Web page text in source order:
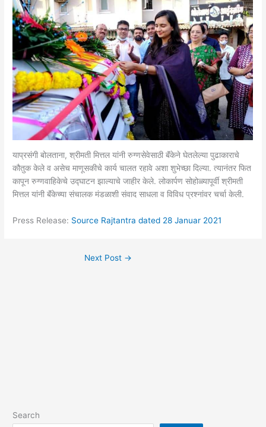
याप्रसंगी बोलताना, श्रीमती मित्तल यांनी रुग्णसेवेसाठी बॅंकेने घेतलेल्या पुढाकाराचे
कौतुक केले व असेच माणूसकीचे कार्य चालत रहावे अशा शुभेच्छा दिल्या. त्यानंतर फित
कापून रुग्णवाहिकेचे उद्घाटन झाल्याचे जाहीर केले. लोकार्पण सोहोळ्यापूर्वी श्रीमती
मित्तल यांनी बॅंकेच्या संचालक मंडळाशी संवाद साधला व विविध प्रश्नांवर चर्चा केली.
Press Release: Source Rajtantra dated 28 Januar 2021
Next Post →
Search